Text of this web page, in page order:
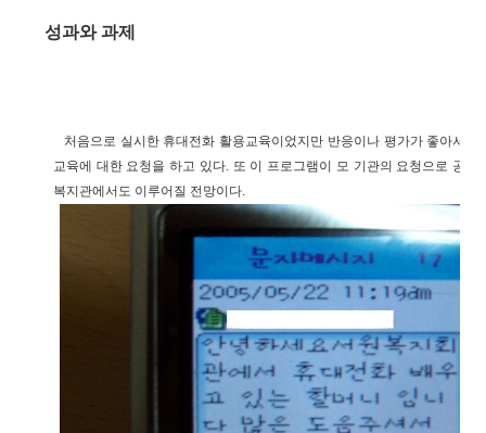
성과와 과제
처음으로 실시한 휴대전화 활용교육이었지만 반응이나 평가가 좋아서
교육에 대한 요청을 하고 있다. 또 이 프로그램이 모 기관의 요청으로 공
복지관에서도 이루어질 전망이다.